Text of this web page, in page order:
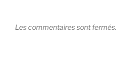
Les commentaires sont fermés.